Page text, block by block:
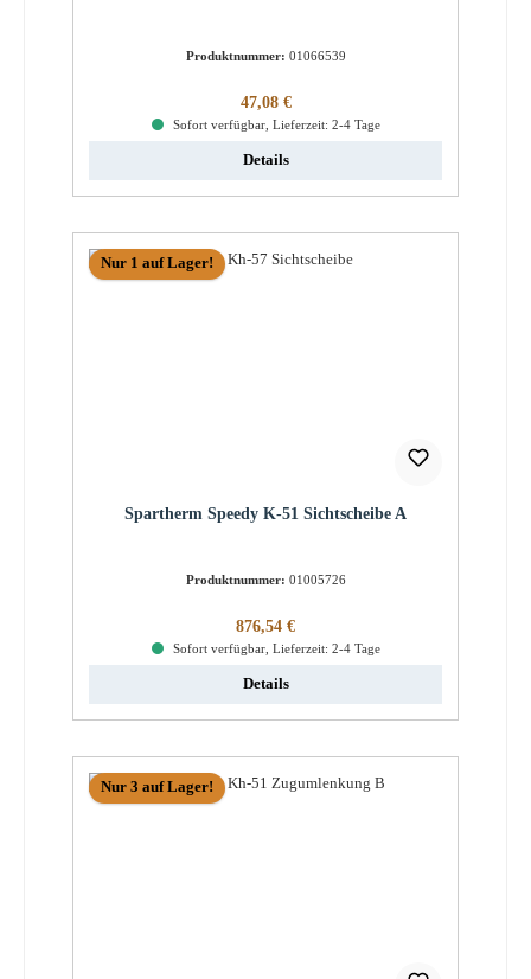
Produktnummer: 01066539
Regulärer Preis:
47,08 €
Sofort verfügbar, Lieferzeit: 2-4 Tage
Details
Nur 1 auf Lager!
Spartherm Speedy K-51 Sichtscheibe A
Produktnummer: 01005726
Regulärer Preis:
876,54 €
Sofort verfügbar, Lieferzeit: 2-4 Tage
Details
Nur 3 auf Lager!